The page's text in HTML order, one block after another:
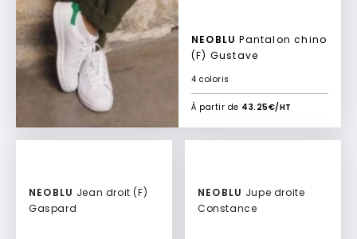
NEOBLUPantalon chino
(F) Gustave
À partir de 43.25€/HT
4 coloris
NEOBLU
Gaspard
NEOBLU
Constance